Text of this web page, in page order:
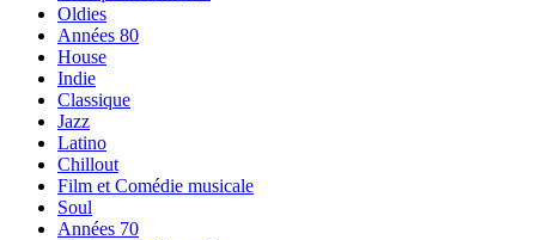
Oldies
Années 80
House
Indie
Classique
Jazz
Latino
Chillout
Film et Comédie musicale
Soul
Années 70